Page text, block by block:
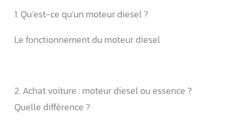
1. Qu’est-ce qu’un moteur diesel ?
Le fonctionnement du moteur diesel
2. Achat voiture : moteur diesel ou essence ?
Quelle différence ?